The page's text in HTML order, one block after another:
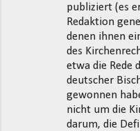
publiziert (es
Redaktion
denen ihnen
des
etwa die Rede
deutscher
gewonnen
nicht um die
darum, die